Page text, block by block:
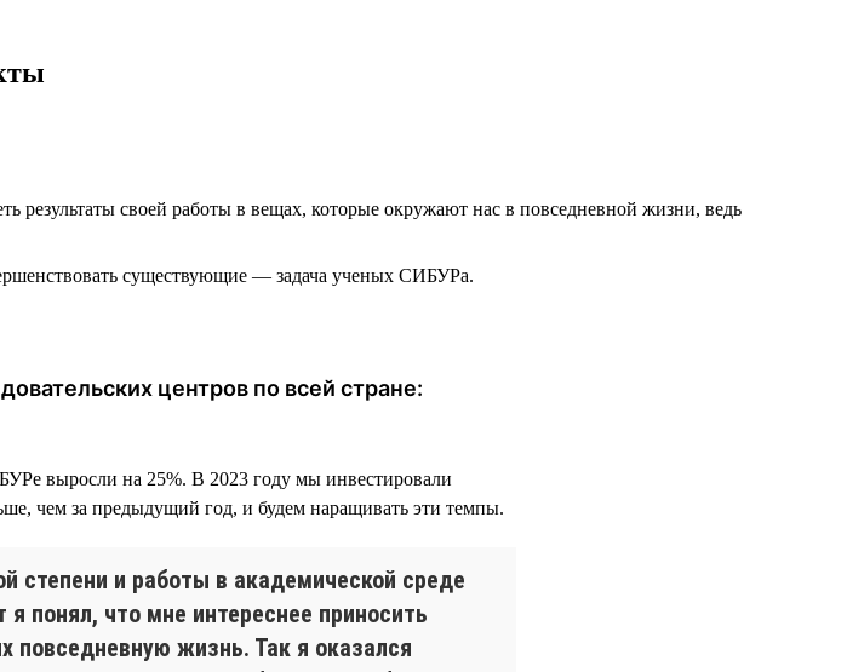
своей работы в вещах, которые окружают нас в повседневной жизни, ведь
существующие — задача ученых СИБУРа.
центров по всей стране:
выросли на 25%. В 2023 году мы инвестировали
чем за предыдущий год, и будем наращивать эти темпы.
степени и работы в академической среде
понял, что мне интереснее приносить
повседневную жизнь. Так я оказался